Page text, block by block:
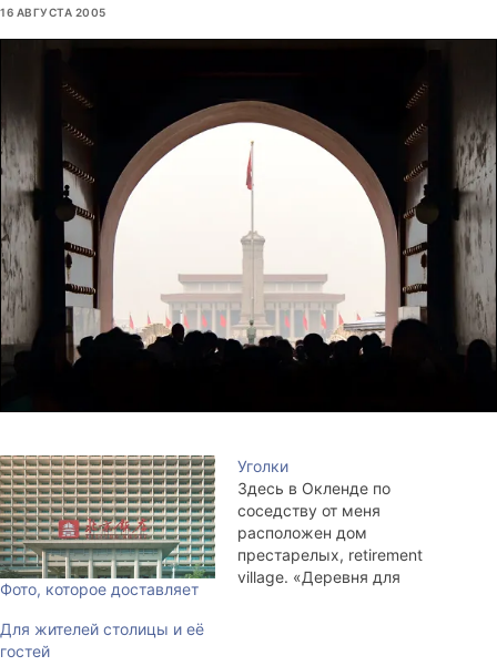
16 АВГУСТА 2005
Фото, которое доставляет
Уголки
Здесь в Окленде по
соседству от меня
расположен дом
престарелых, retirement
village. «Деревня для
Для жителей столицы и её
гостей